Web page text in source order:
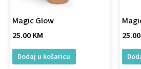
Magic Glow
25.00KM
Dodaj u košaricu
25.00